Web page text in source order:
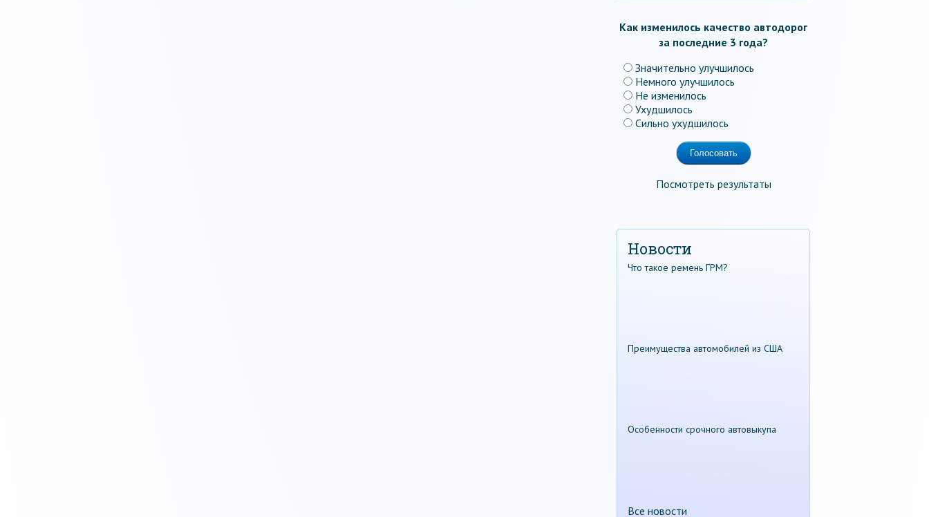
Как изменилось качество автодорог
за последние 3 года?
Значительно улучшилось
Немного улучшилось
Не изменилось
Ухудшилось
Сильно ухудшилось
Посмотреть результаты
Новости
Что такое ремень ГРМ?
Преимущества автомобилей из США
Особенности срочного автовыкупа
Все новости